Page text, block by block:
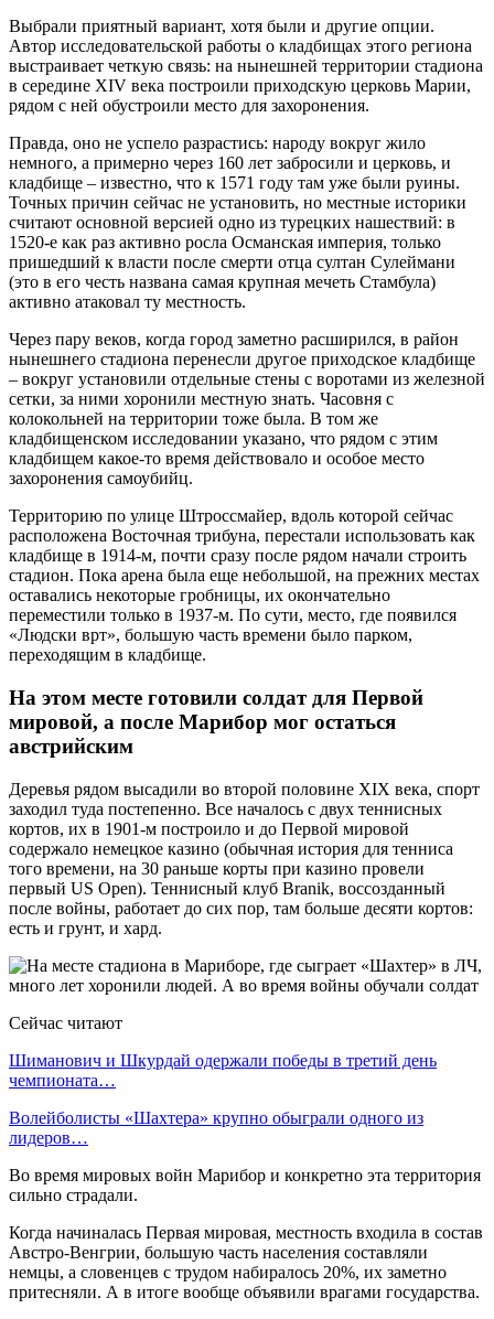
Выбрали приятный вариант, хотя были и другие опции.
Автор исследовательской работы о кладбищах этого региона
выстраивает четкую связь: на нынешней территории стадиона
в середине XIV века построили приходскую церковь Марии,
рядом с ней обустроили место для захоронения.
Правда, оно не успело разрастись: народу вокруг жило
немного, а примерно через 160 лет забросили и церковь, и
кладбище – известно, что к 1571 году там уже были руины.
Точных причин сейчас не установить, но местные историки
считают основной версией одно из турецких нашествий: в
1520-е как раз активно росла Османская империя, только
пришедший к власти после смерти отца султан Сулеймани
(это в его честь названа самая крупная мечеть Стамбула)
активно атаковал ту местность.
Через пару веков, когда город заметно расширился, в район
нынешнего стадиона перенесли другое приходское кладбище
– вокруг установили отдельные стены с воротами из железной
сетки, за ними хоронили местную знать. Часовня с
колокольней на территории тоже была. В том же
кладбищенском исследовании указано, что рядом с этим
кладбищем какое-то время действовало и особое место
захоронения самоубийц.
Территорию по улице Штроссмайер, вдоль которой сейчас
расположена Восточная трибуна, перестали использовать как
кладбище в 1914-м, почти сразу после рядом начали строить
стадион. Пока арена была еще небольшой, на прежних местах
оставались некоторые гробницы, их окончательно
переместили только в 1937-м. По сути, место, где появился
«Людски врт», большую часть времени было парком,
переходящим в кладбище.
На этом месте готовили солдат для Первой
мировой, а после Марибор мог остаться
австрийским
Деревья рядом высадили во второй половине XIX века, спорт
заходил туда постепенно. Все началось с двух теннисных
кортов, их в 1901-м построило и до Первой мировой
содержало немецкое казино (обычная история для тенниса
того времени, на 30 раньше корты при казино провели
первый US Open). Теннисный клуб Branik, воссозданный
после войны, работает до сих пор, там больше десяти кортов:
есть и грунт, и хард.
Сейчас читают
Шиманович и Шкурдай одержали победы в третий день
чемпионата…
Волейболисты «Шахтера» крупно обыграли одного из
лидеров…
Во время мировых войн Марибор и конкретно эта территория
сильно страдали.
Когда начиналась Первая мировая, местность входила в состав
Австро-Венгрии, большую часть населения составляли
немцы, а словенцев с трудом набиралось 20%, их заметно
притесняли. А в итоге вообще объявили врагами государства.